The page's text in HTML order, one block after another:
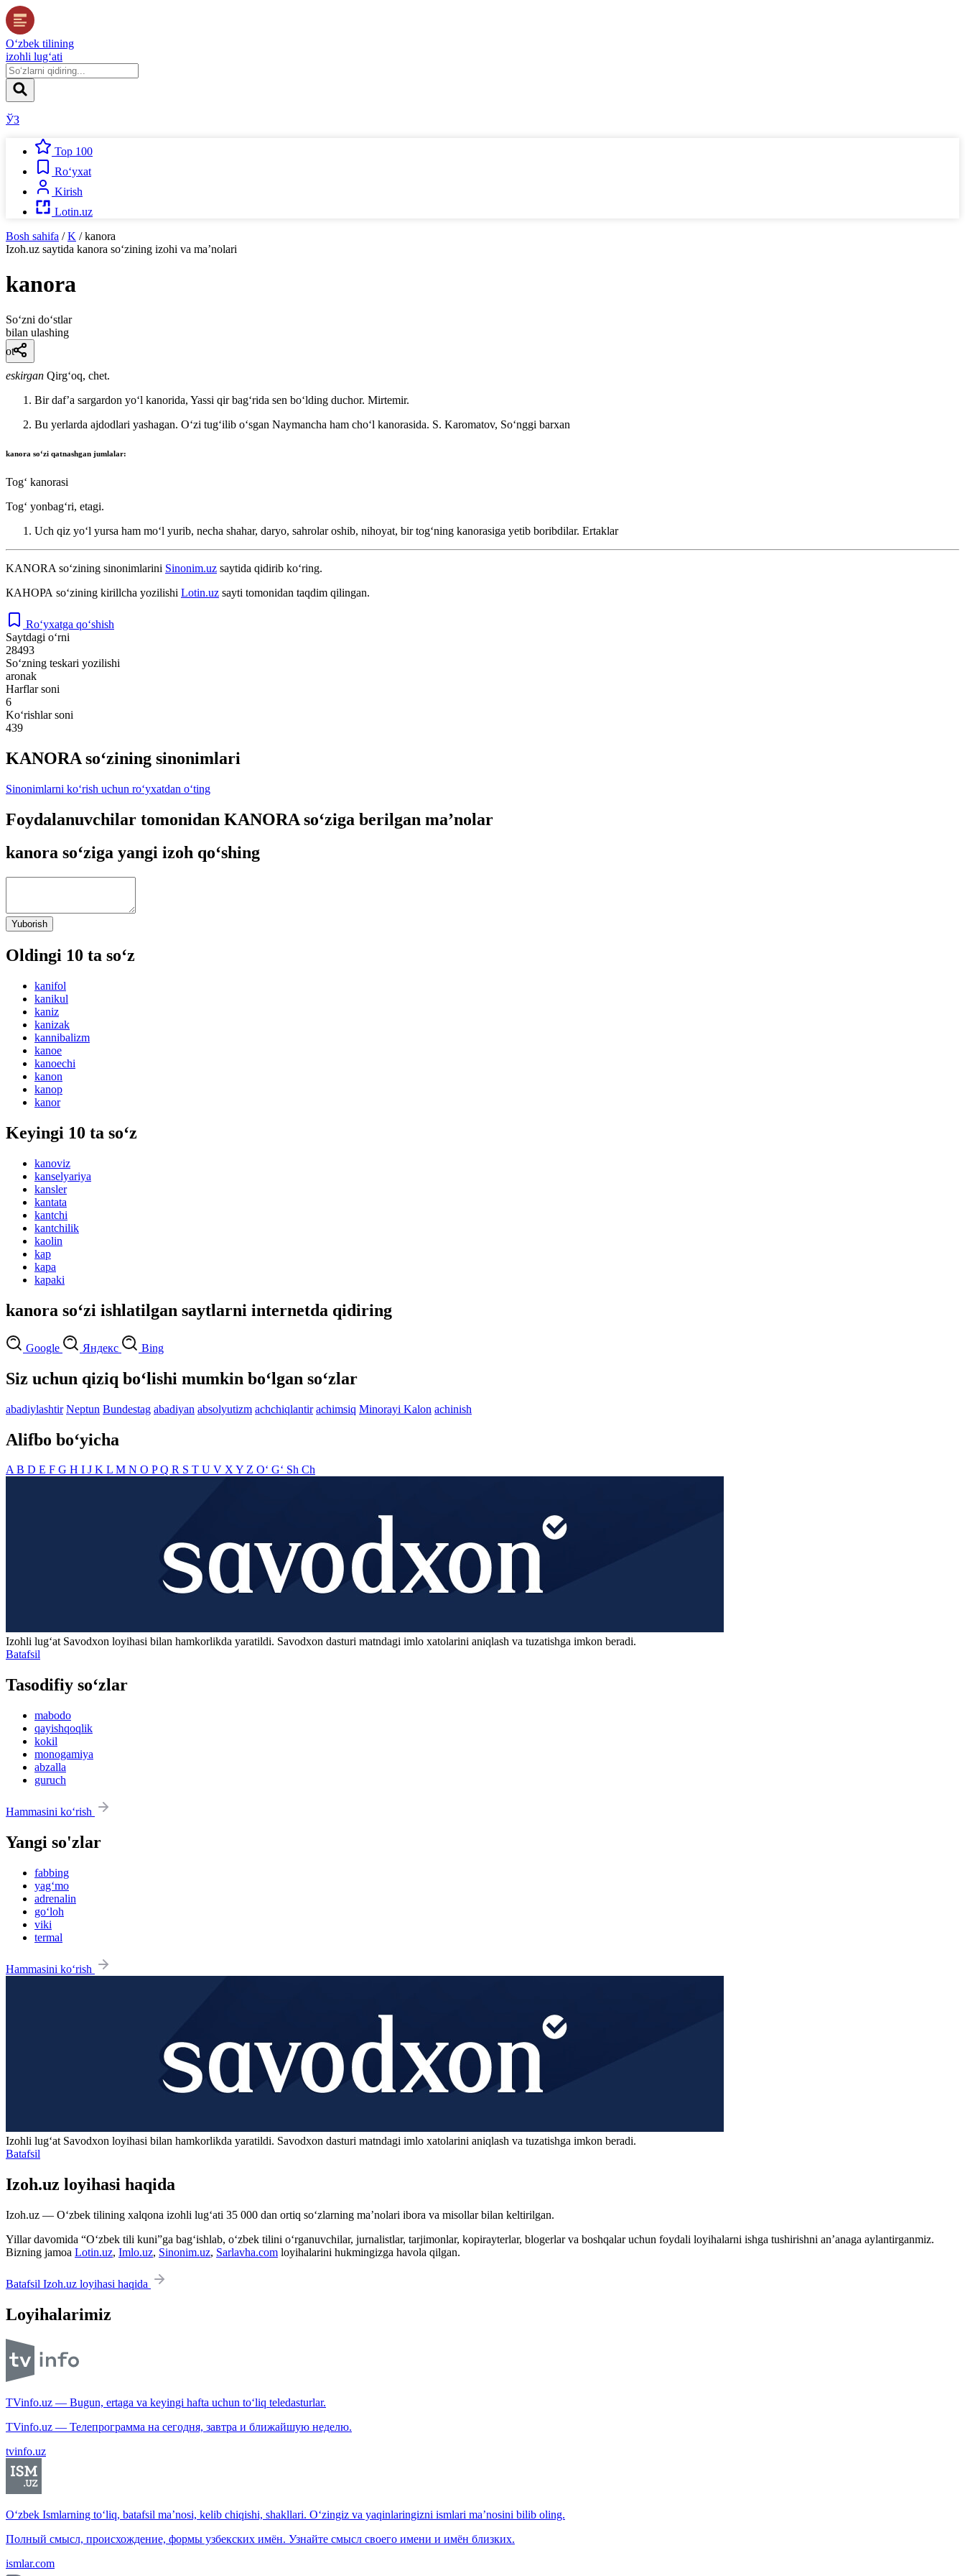
O‘zbek tilining
izohli lug‘ati
ЎЗ
Top 100
Ro‘yxat
Kirish
Lotin.uz
Bosh sahifa / K / kanora
Izoh.uz saytida kanora so‘zining izohi va ma’nolari
kanora
So‘zni do‘stlar
bilan ulashing
ot
eskirgan Qirgʻoq, chet.
Bir dafʼa sargardon yoʻl kanorida, Yassi qir bagʻrida sen boʻlding duchor. Mirtemir.
Bu yerlarda ajdodlari yashagan. Oʻzi tugʻilib oʻsgan Naymancha ham choʻl kanorasida. S. Karomatov, Soʻnggi barxan
kanora soʻzi qatnashgan jumlalar:
Togʻ kanorasi
Togʻ yonbagʻri, etagi.
Uch qiz yoʻl yursa ham moʻl yurib, necha shahar, daryo, sahrolar oshib, nihoyat, bir togʻning kanorasiga yetib boribdilar. Ertaklar
KANORA so‘zining sinonimlarini Sinonim.uz saytida qidirib ko‘ring.
КАНОРА so‘zining kirillcha yozilishi Lotin.uz sayti tomonidan taqdim qilingan.
Ro‘yxatga qo‘shish
Saytdagi o‘rni
28493
So‘zning teskari yozilishi
aronak
Harflar soni
6
Ko‘rishlar soni
439
KANORA so‘zining sinonimlari
Sinonimlarni ko‘rish uchun ro‘yxatdan o‘ting
Foydalanuvchilar tomonidan KANORA so‘ziga berilgan ma’nolar
kanora so‘ziga yangi izoh qo‘shing
Yuborish
Oldingi 10 ta so‘z
kanifol
kanikul
kaniz
kanizak
kannibalizm
kanoe
kanoechi
kanon
kanop
kanor
Keyingi 10 ta so‘z
kanoviz
kanselyariya
kansler
kantata
kantchi
kantchilik
kaolin
kap
kapa
kapaki
kanora so‘zi ishlatilgan saytlarni internetda qidiring
Google Яндекс Bing
Siz uchun qiziq bo‘lishi mumkin bo‘lgan so‘zlar
abadiylashtir Neptun Bundestag abadiyan absolyutizm achchiqlantir achimsiq Minorayi Kalon achinish
Alifbo bo‘yicha
AB D E F G H I J K L M N O PQ R S T U V XY Z O‘ G‘ Sh Ch
Izohli lugʻat Savodxon loyihasi bilan hamkorlikda yaratildi. Savodxon dasturi matndagi imlo xatolarini aniqlash va tuzatishga imkon beradi.
Batafsil
Tasodifiy so‘zlar
mabodo
qayishqoqlik
kokil
monogamiya
abzalla
guruch
Hammasini ko‘rish
Yangi so'zlar
fabbing
yag‘mo
adrenalin
go‘loh
viki
termal
Hammasini ko‘rish
Izohli lugʻat Savodxon loyihasi bilan hamkorlikda yaratildi. Savodxon dasturi matndagi imlo xatolarini aniqlash va tuzatishga imkon beradi.
Batafsil
Izoh.uz loyihasi haqida
Izoh.uz — O‘zbek tilining xalqona izohli lug‘ati 35 000 dan ortiq so‘zlarning ma’nolari ibora va misollar bilan keltirilgan.
Yillar davomida “O‘zbek tili kuni”ga bag‘ishlab, o‘zbek tilini o‘rganuvchilar, jurnalistlar, tarjimonlar, kopirayterlar, blogerlar va boshqalar uchun foydali loyihalarni ishga tushirishni an’anaga aylantirganmiz.
Bizning jamoa Lotin.uz, Imlo.uz, Sinonim.uz, Sarlavha.com loyihalarini hukmingizga havola qilgan.
Batafsil Izoh.uz loyihasi haqida
Loyihalarimiz
TVinfo.uz — Bugun, ertaga va keyingi hafta uchun to‘liq teledasturlar.
TVinfo.uz — Телепрограмма на сегодня, завтра и ближайшую неделю.
tvinfo.uz
O‘zbek Ismlarning to‘liq, batafsil ma’nosi, kelib chiqishi, shakllari. O‘zingiz va yaqinlaringizni ismlari ma’nosini bilib oling.
Полный смысл, происхождение, формы узбекских имён. Узнайте смысл своего имени и имён близких.
ismlar.com